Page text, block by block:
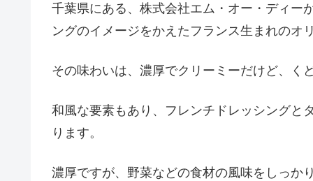
千葉県にある、株式会社エム・オー・ディー
ングのイメージをかえたフランス生まれのオ
その味わいは、濃厚でクリーミーだけど、く
和風な要素もあり、フレンチドレッシングと
ります。
濃厚ですが、野菜などの食材の風味をしっか